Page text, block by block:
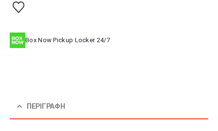
Box Now Pickup Locker 24/7
ΠΕΡΙΓΡΑΦΉ